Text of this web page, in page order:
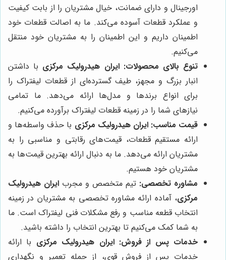
اورجینال و دارای ضمانت، خیال مشتریان را از بابت کیفیت
و عملکرد قطعات آسوده می‌کند. ما به اصالت قطعات خود
اطمینان داریم و این اطمینان را به مشتریان خود منتقل
می‌کنیم.
تنوع بالای محصولات: ایران هیدرولیک مرکزی با داشتن
انبار بزرگ و مجهز، طیف گسترده‌ای از قطعات لیفتراک را
برای انواع برندها و مدل‌ها ارائه می‌دهد. ما تمامی
نیازهای شما را در زمینه قطعات لیفتراک برآورده می‌کنیم.
قیمت مناسب: ایران هیدرولیک مرکزی با حذف واسطه‌ها و
ارائه مستقیم قطعات، قیمت‌های رقابتی و مناسبی را به
مشتریان ارائه می‌دهد. ما به دنبال ارائه بهترین قیمت‌ها به
مشتریان خود هستیم.
مشاوره تخصصی: تیم متخصص و مجرب ایران هیدرولیک
مرکزی، آماده ارائه مشاوره تخصصی به مشتریان در زمینه
انتخاب قطعه مناسب و رفع مشکلات فنی لیفتراک است. ما
به شما کمک می‌کنیم تا بهترین انتخاب را داشته باشید.
خدمات پس از فروش: ایران هیدرولیک مرکزی با ارائه
خدمات پس از فروش قوی، از جمله تعمیر و نگهداری